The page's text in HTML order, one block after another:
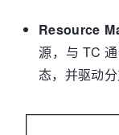
Resource
源，与 TC
态，并驱动